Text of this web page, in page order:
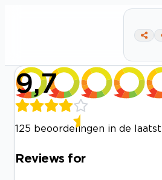
9,7
125 beoordelingen in de
Reviews for